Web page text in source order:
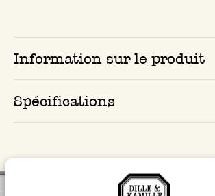
Information sur le produit
Spécifications